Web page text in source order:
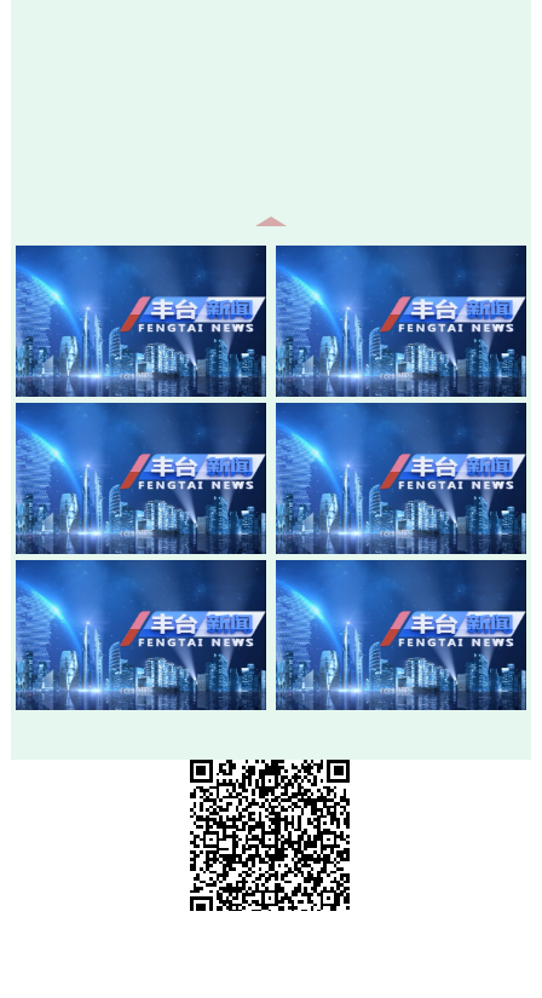
20260805-丰台新闻
20260803-丰台新闻
20260730-丰台新闻
20260728-丰台新闻